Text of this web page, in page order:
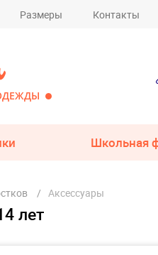
Размеры Контакты
Школьная
Аксессуары
лет